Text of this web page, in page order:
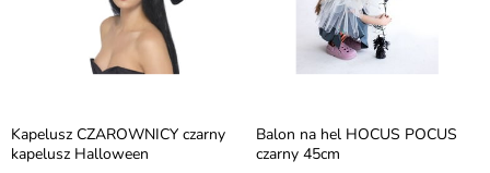
Kapelusz CZAROWNICY czarny
kapelusz Halloween
Balon na hel HOCUS POCUS
czarny 45cm